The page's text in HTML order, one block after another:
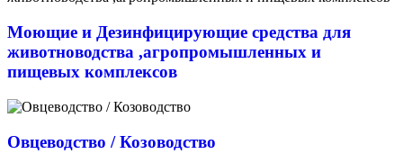
Моющие и Дезинфицирующие средства для
животноводства ,агропромышленных и
пищевых комплексов
Овцеводство / Козоводство